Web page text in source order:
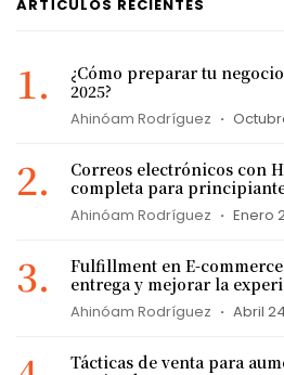
ARTÍCULOS RECIENTES
¿Cómo preparar tu
2025?
Ahinóam Rodríguez
Correos electrónicos con
completa para
Ahinóam Rodríguez Enero
Fulfillment en E-
entrega y mejorar la
Ahinóam Rodríguez Abril
Tácticas de venta para